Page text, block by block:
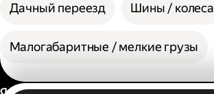
Дачный переезд Шины / колеса
Малогабаритные / мелкие грузы